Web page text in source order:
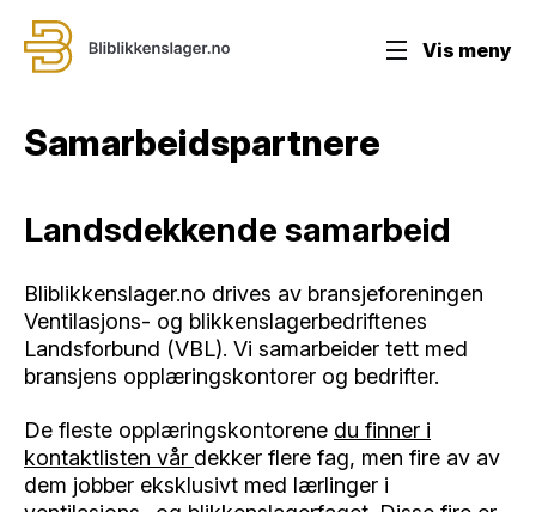
Vis meny
Samarbeidspartnere
Landsdekkende samarbeid
Bliblikkenslager.no drives av bransjeforeningen
Ventilasjons- og blikkenslagerbedriftenes
Landsforbund (VBL). Vi samarbeider tett med
bransjens opplæringskontorer og bedrifter.
De fleste opplæringskontorene du finner i
kontaktlisten vår dekker flere fag, men fire av av
dem jobber eksklusivt med lærlinger i